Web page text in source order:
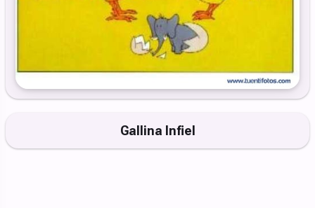
Gallina Infiel